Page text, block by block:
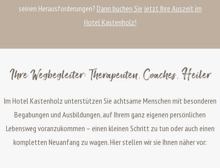
seinen Herausforderungen? Dann buchen Sie jetzt Ihre Auszeit im
Hotel Kastenholz!
Ihre Wegbegleiter: Therapeuten, Coaches, Heiler
Im Hotel Kastenholz unterstützen Sie achtsame Menschen mit besonderen
Begabungen und Ausbildungen, auf Ihrem ganz eigenen persönlichen
Lebensweg voranzukommen – einen kleinen Schritt zu tun oder auch einen
kompletten Neuanfang zu wagen. Hier stellen wir sie Ihnen näher vor: